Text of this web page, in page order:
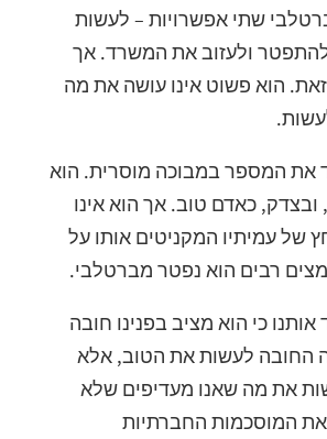
שתי אפשרויות – לעשות
ולעזוב את המשרד. אך
זאת. הוא פשוט אינו עושה את מה
את המספר במבוכה מוסרית. הוא
כאדם טוב. אך הוא אינו
של עמיתיו המקניטים אותו על
רבים הוא נפטר מברטלבי.
כי הוא מציב בפנינו חובה
החובה לעשות את הטוב, אלא
את מה שאנו מעדיפים שלא
המוסכמות החברתיות